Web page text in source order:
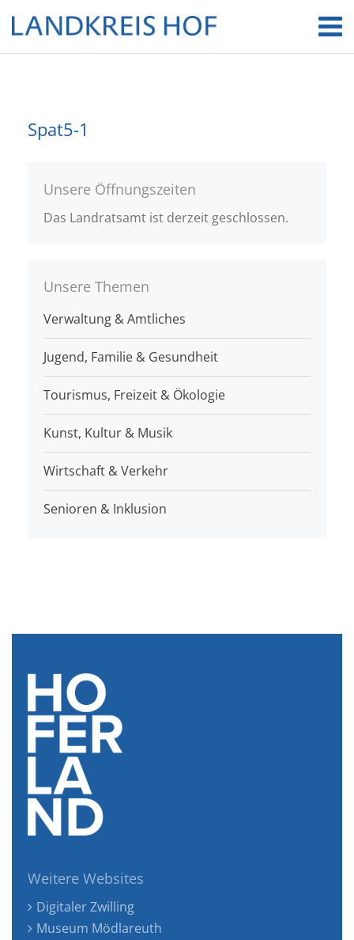
Spat5-1
Unsere Öffnungszeiten
Das Landratsamt ist derzeit geschlossen.
Unsere Themen
Verwaltung & Amtliches
Jugend, Familie & Gesundheit
Tourismus, Freizeit & Ökologie
Kunst, Kultur & Musik
Wirtschaft & Verkehr
Senioren & Inklusion
Weitere Websites
Digitaler Zwilling
Museum Mödlareuth